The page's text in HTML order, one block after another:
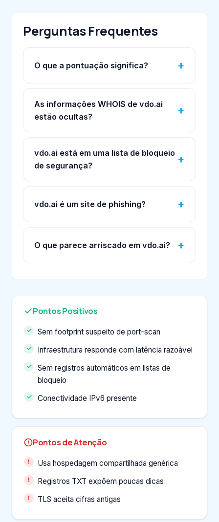
Perguntas Frequentes
O que a pontuação significa?
As informações WHOIS de vdo.ai
estão ocultas?
vdo.ai está em uma lista de bloqueio
de segurança?
vdo.ai é um site de phishing?
O que parece arriscado em vdo.ai?
Pontos Positivos
Sem footprint suspeito de port-scan
Infraestrutura responde com latência razoável
Sem registros automáticos em listas de
bloqueio
Conectividade IPv6 presente
Pontos de Atenção
Usa hospedagem compartilhada genérica
Registros TXT expõem poucas dicas
TLS aceita cifras antigas